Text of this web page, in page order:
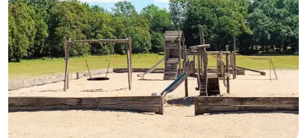
Duinen
aan
Zee
Bergen
-
Alkmaar
-
Egmond
aan
-
Noordhollands
-